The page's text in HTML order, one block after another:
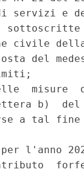
servizi e
civile
del
misure
b)
a tal
l'anno